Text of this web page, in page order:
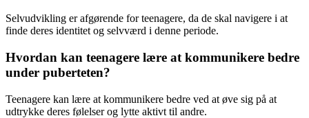
Selvudvikling er afgørende for teenagere, da de skal navigere i at
finde deres identitet og selvværd i denne periode.
Hvordan kan teenagere lære at kommunikere bedre
under puberteten?
Teenagere kan lære at kommunikere bedre ved at øve sig på at
udtrykke deres følelser og lytte aktivt til andre.